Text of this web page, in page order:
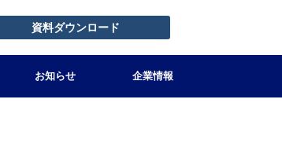
資料ダウンロード
お知らせ 企業情報